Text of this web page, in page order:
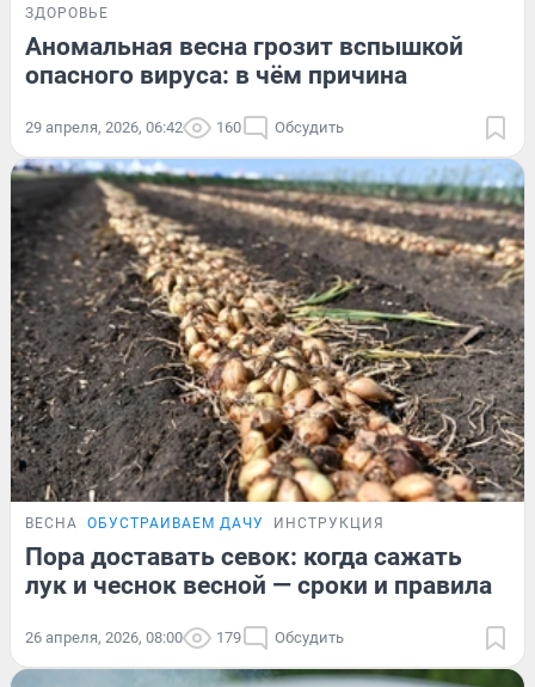
ЗДОРОВЬЕ
Аномальная весна грозит вспышкой
опасного вируса: в чём причина
29 апреля, 2026, 06:42 160 Обсудить
ВЕСНА ОБУСТРАИВАЕМ ДАЧУ ИНСТРУКЦИЯ
Пора доставать севок: когда сажать
лук и чеснок весной — сроки и правила
26 апреля, 2026, 08:00 179 Обсудить